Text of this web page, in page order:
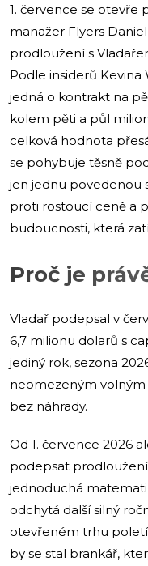
1. července se otevře
manažer Flyers
prodloužení s
Podle insiderů Kevina
jedná o kontrakt na
kolem pěti a půl
celková hodnota
se pohybuje těsně
jen jednu povedenou
proti rostoucí ceně a
budoucnosti, která
Proč je
Vladař podepsal v
6,7 milionu dolarů s
jediný rok, sezona
neomezeným
bez náhrady.
Od 1. července 2026
podepsat
jednoduchá
odchytá další silný
otevřeném trhu poletí
by se stal brankář,